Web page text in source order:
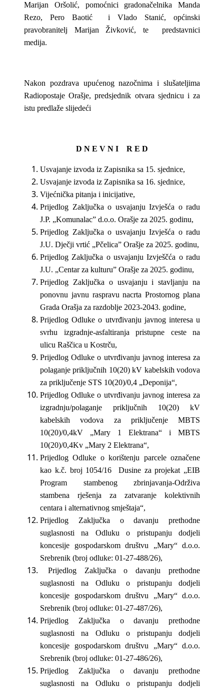
Marijan Oršolić, pomoćnici gradonačelnika Manda
Rezo, Pero Baotić i Vlado Stanić, općinski
pravobranitelj Marijan Živković, te predstavnici
medija.
Nakon pozdrava upućenog nazočnima i slušateljima
Radiopostaje Orašje, predsjednik otvara sjednicu i za
istu predlaže slijedeći
D N E V N I R E D
Usvajanje izvoda iz Zapisnika sa 15. sjednice,
Usvajanje izvoda iz Zapisnika sa 16. sjednice,
Vijećnička pitanja i inicijative,
Prijedlog Zaključka o usvajanju Izvješća o radu
J.P. „Komunalac” d.o.o. Orašje za 2025. godinu,
Prijedlog Zaključka o usvajanju Izvješća o radu
J.U. Dječji vrtić „Pčelica” Orašje za 2025. godinu,
Prijedlog Zaključka o usvajanju Izvješčća o radu
J.U. „Centar za kulturu” Orašje za 2025. godinu,
Prijedlog Zaključka o usvajanju i stavljanju na
ponovnu javnu raspravu nacrta Prostornog plana
Grada Orašja za razdoblje 2023-2043. godine,
Prijedlog Odluke o utvrđivanju javnog interesa u
svrhu izgradnje-asfaltiranja pristupne ceste na
ulicu Raščica u Kostrču,
Prijedlog Odluke o utvrđivanju javnog interesa za
polaganje priključnih 10(20) kV kabelskih vodova
za priključenje STS 10(20)/0,4 „Deponija“,
Prijedlog Odluke o utvrđivanju javnog interesa za
izgradnju/polaganje priključnih 10(20) kV
kabelskih vodova za priključenje MBTS
10(20)/0,4kV „Mary 1 Elektrana“ i MBTS
10(20)/0,4Kv „Mary 2 Elektrana“,
Prijedlog Odluke o korištenju parcele označene
kao k.č. broj 1054/16 Dusine za projekat „EIB
Program stambenog zbrinjavanja-Održiva
stambena rješenja za zatvaranje kolektivnih
centara i alternativnog smještaja“,
Prijedlog Zaključka o davanju prethodne
suglasnosti na Odluku o pristupanju dodjeli
koncesije gospodarskom društvu „Mary“ d.o.o.
Srebrenik (broj odluke: 01-27-488/26),
Prijedlog Zaključka o davanju prethodne
suglasnosti na Odluku o pristupanju dodjeli
koncesije gospodarskom društvu „Mary“ d.o.o.
Srebrenik (broj odluke: 01-27-487/26),
Prijedlog Zaključka o davanju prethodne
suglasnosti na Odluku o pristupanju dodjeli
koncesije gospodarskom društvu „Mary“ d.o.o.
Srebrenik (broj odluke: 01-27-486/26),
Prijedlog Zaključka o davanju prethodne
suglasnosti na Odluku o pristupanju dodjeli